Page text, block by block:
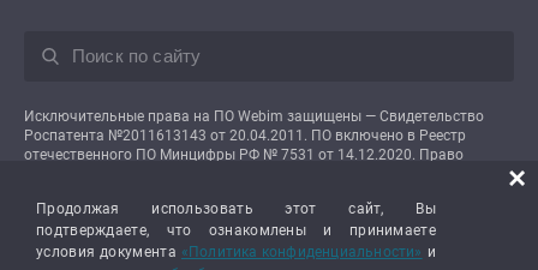
Исключительные права на ПО Webim защищены — Свидетельство
Роспатента №2011613143 от 20.04.2011. ПО включено в Реестр
отечественного ПО Минцифры РФ № 7531 от 14.12.2020. Право
использования предоставляется пользователям на условиях простой×
Продолжая использовать этот сайт, Вы
подтверждаете, что ознакомлены и принимаете
условия документа «Политика конфиденциальности» и